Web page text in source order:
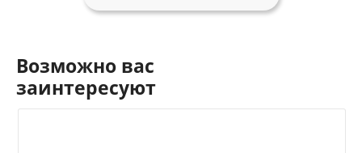
Возможно вас
заинтересуют